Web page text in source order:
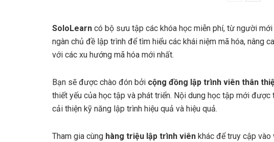
SoloLearn có bộ sưu tập các khóa học miễn phí, từ người
ngàn chủ đề lập trình để tìm hiểu các khái niệm mã hóa, nâng
với các xu hướng mã hóa mới nhất.
Bạn sẽ được chào đón bởi cộng đồng lập trình viên thân
thiết yếu của học tập và phát triển. Nội dung học tập mới
cải thiện kỹ năng lập trình hiệu quả và hiệu quả.
Tham gia cùng hàng triệu lập trình viên khác để truy cập